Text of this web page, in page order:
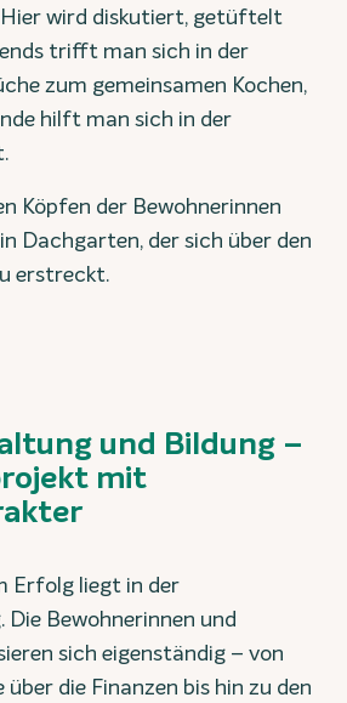
wird diskutiert, getüftelt
trifft man sich in der
zum gemeinsamen Kochen,
hilft man sich in der
Köpfen der Bewohnerinnen
Dachgarten, der sich über den
erstreckt.
und Bildung –
mit
Erfolg liegt in der
Bewohnerinnen und
sich eigenständig – von
die Finanzen bis hin zu den